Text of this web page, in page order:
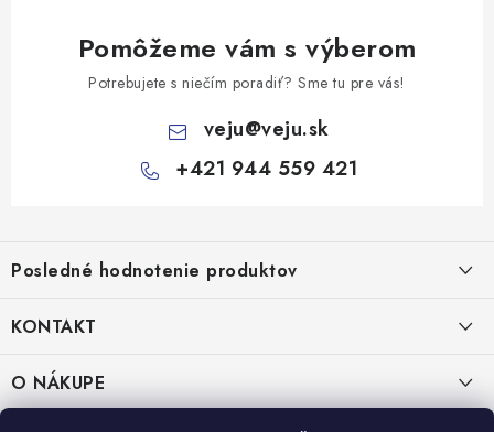
Pomôžeme vám s výberom
Potrebujete s niečím poradiť? Sme tu pre vás!
veju@veju.sk
+421 944 559 421
p
ä
e
Posledné hodnotenie produktov
KONTAKT
VEJU s.r.o.
Janka Kráľa 1059/82
Nitra 94901
O NÁKUPE